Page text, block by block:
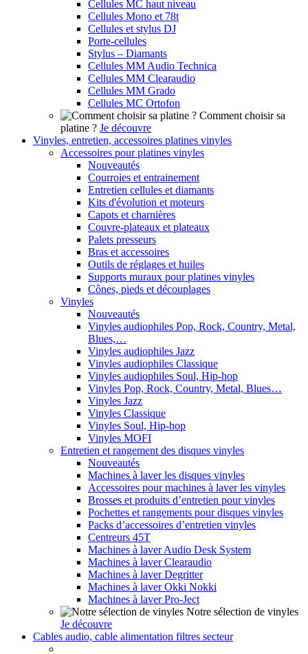
Cellules MC haut niveau
Cellules Mono et 78t
Cellules et stylus DJ
Porte-cellules
Stylus – Diamants
Cellules MM Audio Technica
Cellules MM Clearaudio
Cellules MM Grado
Cellules MC Ortofon
Comment choisir sa
platine ? Je découvre
Vinyles, entretien, accessoires platines vinyles
Accessoires pour platines vinyles
Nouveautés
Courroies et entrainement
Entretien cellules et diamants
Kits d'évolution et moteurs
Capots et charnières
Couvre-plateaux et plateaux
Palets presseurs
Bras et accessoires
Outils de réglages et huiles
Supports muraux pour platines vinyles
Cônes, pieds et découplages
Vinyles
Nouveautés
Vinyles audiophiles Pop, Rock, Country, Metal,
Blues,…
Vinyles audiophiles Jazz
Vinyles audiophiles Classique
Vinyles audiophiles Soul, Hip-hop
Vinyles Pop, Rock, Country, Metal, Blues…
Vinyles Jazz
Vinyles Classique
Vinyles Soul, Hip-hop
Vinyles MOFI
Entretien et rangement des disques vinyles
Nouveautés
Machines à laver les disques vinyles
Accessoires pour machines à laver les vinyles
Brosses et produits d’entretien pour vinyles
Pochettes et rangements pour disques vinyles
Packs d’accessoires d’entretien vinyles
Centreurs 45T
Machines à laver Audio Desk System
Machines à laver Clearaudio
Machines à laver Degritter
Machines à laver Okki Nokki
Machines à laver Pro-Ject
Notre sélection de vinyles
Je découvre
Cables audio, cable alimentation filtres secteur